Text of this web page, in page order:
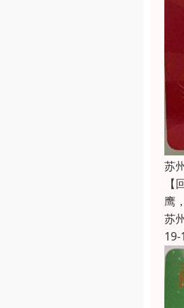
苏
鹰
苏
19-